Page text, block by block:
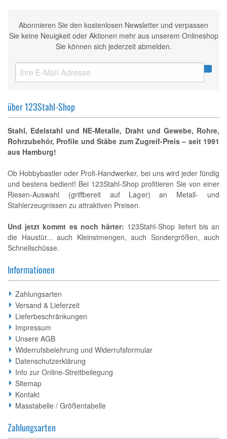
Abonnieren Sie den kostenlosen Newsletter und verpassen
Sie keine Neuigkeit oder Aktionen mehr aus unserem Onlineshop
Sie können sich jederzeit abmelden.
über 123Stahl-Shop
Stahl, Edelstahl und NE-Metalle, Draht und Gewebe, Rohre,
Rohrzubehör, Profile und Stäbe zum Zugreif-Preis – seit 1991
aus Hamburg!
Ob Hobbybastler oder Profi-Handwerker, bei uns wird jeder fündig
und bestens bedient! Bei 123Stahl-Shop profitieren Sie von einer
Riesen-Auswahl (griffbereit auf Lager) an Metall- und
Stahlerzeugnissen zu attraktiven Preisen.
Und jetzt kommt es noch härter: 123Stahl-Shop liefert bis an
die Haustür... auch Kleinstmengen, auch Sondergrößen, auch
Schnellschüsse.
Informationen
Zahlungsarten
Versand & Lieferzeit
Lieferbeschränkungen
Impressum
Unsere AGB
Widerrufsbelehrung und Widerrufsformular
Datenschutzerklärung
Info zur Online-Streitbeilegung
Sitemap
Kontakt
Masstabelle / Größentabelle
Zahlungsarten